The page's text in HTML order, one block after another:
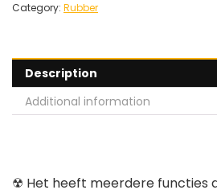
Category: Rubber
Description
Additional information
☢ Het heeft meerdere functies